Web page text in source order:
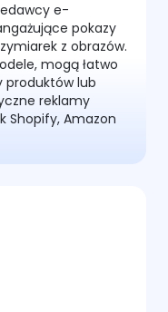
e-
pokazy
z obrazów.
mogą łatwo
produktów lub
reklamy
Shopify, Amazon